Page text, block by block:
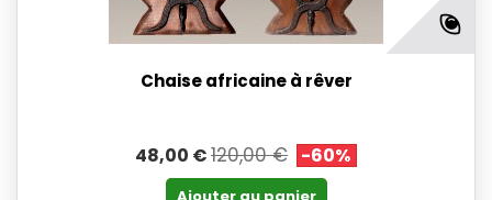
Chaise africaine à rêver
48,00 €120,00 € -60%